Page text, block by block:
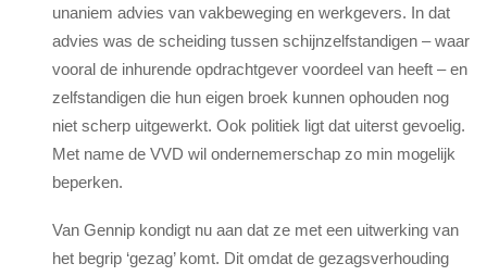
unaniem advies van vakbeweging en werkgevers. In dat
advies was de scheiding tussen schijnzelfstandigen – waar
vooral de inhurende opdrachtgever voordeel van heeft – en
zelfstandigen die hun eigen broek kunnen ophouden nog
niet scherp uitgewerkt. Ook politiek ligt dat uiterst gevoelig.
Met name de VVD wil ondernemerschap zo min mogelijk
beperken.
Van Gennip kondigt nu aan dat ze met een uitwerking van
het begrip ‘gezag’ komt. Dit omdat de gezagsverhouding